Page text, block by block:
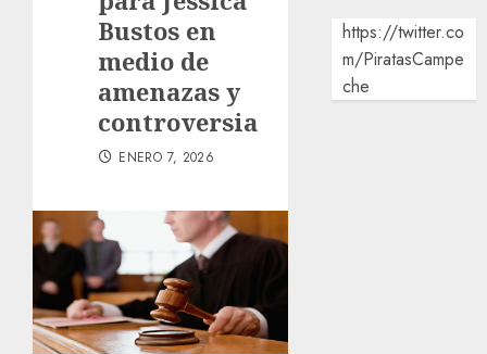
Bustos en
medio de
amenazas y
controversia
ENERO 7, 2026
https://twitter.co
m/PiratasCampe
che